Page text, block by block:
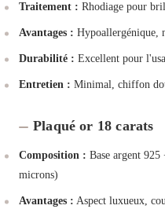
Traitement : Rhodiage pour
Avantages : Hypoallergénique,
Durabilité : Excellent pour
Entretien : Minimal, chiffon
Plaqué or 18 carats
Composition : Base argent
microns)
Avantages : Aspect luxueux,